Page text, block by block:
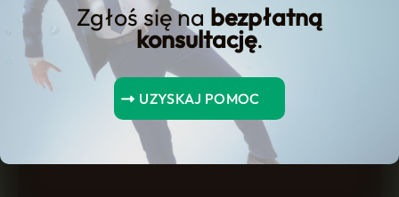
Zgłoś się na bezpłatną
konsultację.
UZYSKAJ POMOC
Jeśli rozważasz upadłość konsumencka
tylko elektronicznie, potrzebujesz
konkretnej oferty sprzedażowej, a nie
ogólników. Na tej stronie dostajesz jasny
model współpracy, realne scenariusze